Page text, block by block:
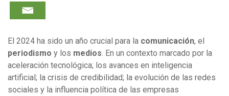
El 2024 ha sido un año crucial para la comunicación, el
periodismo y los medios . En un contexto marcado por la
aceleración tecnológica; los avances en inteligencia
artificial; la crisis de credibilidad; la evolución de las redes
sociales y la influencia política de las empresas